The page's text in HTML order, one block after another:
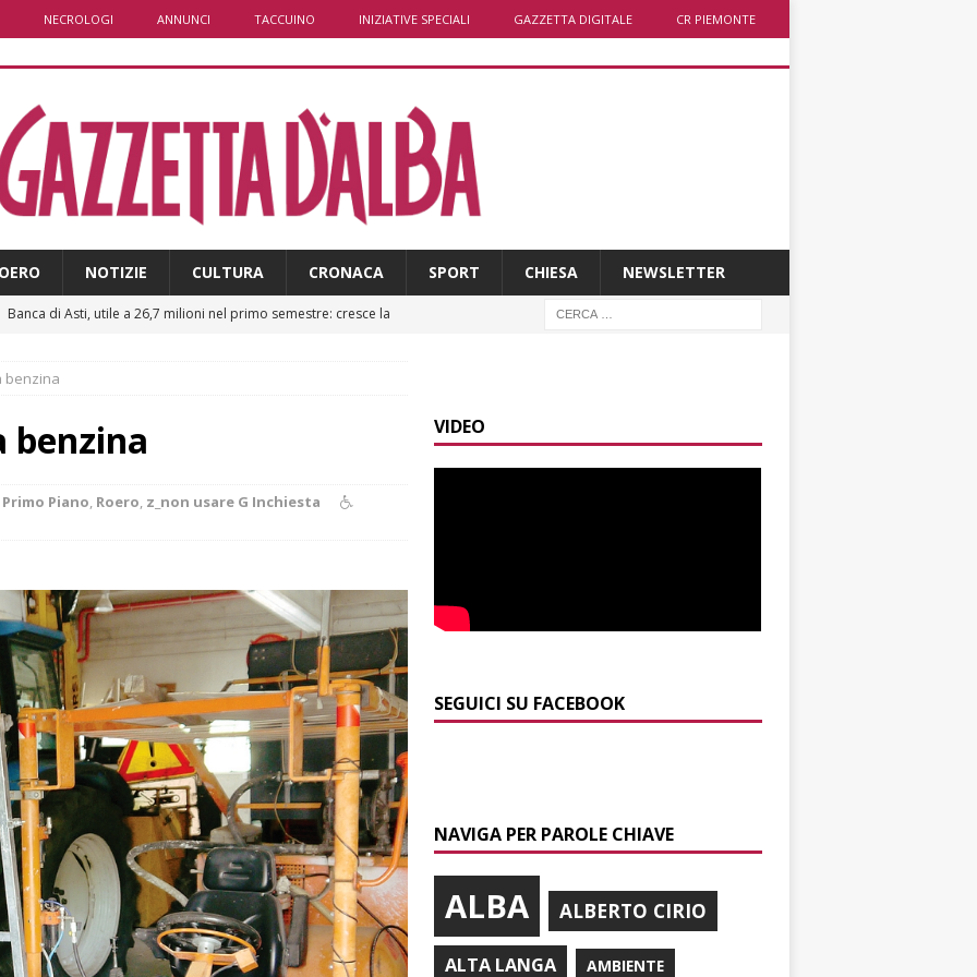
NECROLOGI ANNUNCI TACCUINO INIZIATIVE SPECIALI GAZZETTA DIGITALE CR PIEMONTE
NOTIZIE CULTURA CRONACA SPORT CHIESA NEWSLETTER
Banca di Asti, utile a 26,7 milioni nel primo semestre: cresce la
Modifiche alla viabilità a Scaparoni per i lavori della nuova
La festa di San Rocco dimostra che Santo Stefano Belbo è un
Palio di Asti: da lunedì 10 agosto parte l’allestimento
ALTRE
Alba: lunedì 10 agosto tornano le “Notti del vino”
ALBA
A Grinzane Cavour sono finiti i lavori in via Garibaldi e alla
ALBA
benzina
benzina
Primo Piano, Roero, z_non usare G Inchiesta
VIDEO
SEGUICI SU FACEBOOK
NAVIGA PER PAROLE CHIAVE
ALBA ALBERTO CIRIO
ALTA LANGA AMBIENTE